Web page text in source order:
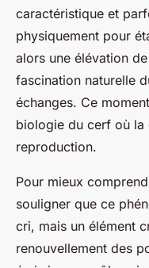
caractéristique et
physiquement pour
alors une élévation
fascination naturelle
échanges. Ce
biologie du cerf où la
reproduction.
Pour mieux
souligner que ce
cri, mais un élément
renouvellement des